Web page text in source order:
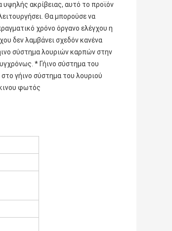
υψηλής ακρίβειας, αυτό το προϊόν
Θα μπορούσε να
χρόνο όργανο ελέγχου η
δεν λαμβάνει σχεδόν κανένα
* Γήινο σύστημα του
γήινο σύστημα του λουριού
φωτός